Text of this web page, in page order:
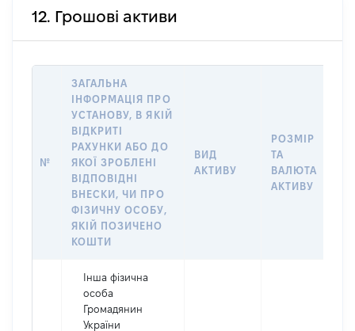
12. Грошові активи
№
ЗАГАЛЬНА
ІНФОРМАЦІЯ ПРО
УСТАНОВУ, В ЯКІЙ
ВІДКРИТІ
РАХУНКИ АБО ДО
ЯКОЇ ЗРОБЛЕНІ
ВІДПОВІДНІ
ВНЕСКИ, ЧИ ПРО
ФІЗИЧНУ ОСОБУ,
ЯКІЙ ПОЗИЧЕНО
КОШТИ
ВИД
АКТИВУ
РОЗМІР
ТА
ВАЛЮТА
АКТИВУ
Інша фізична
особа
Громадянин
України